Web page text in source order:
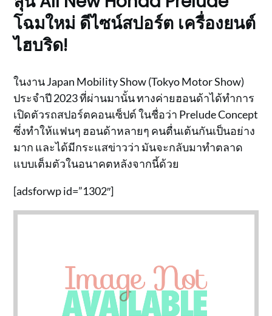
โฉมใหม่ ดีไซน์สปอร์ต เครื่องยนต์
ไฮบริด!
ในงาน Japan Mobility Show (Tokyo Motor Show)
ประจำปี 2023 ที่ผ่านมานั้น ทางค่ายฮอนด้าได้ทำการ
เปิดตัวรถสปอร์ตคอนเซ็ปต์ ในชื่อว่า Prelude Concept
ซึ่งทำให้แฟนๆ ฮอนด้าหลายๆ คนตื่นเต้นกันเป็นอย่าง
มาก และได้มีกระแสข่าวว่า มันจะกลับมาทำตลาด
แบบเต็มตัวในอนาคตหลังจากนี้ด้วย
[adsforwp id=”1302″]